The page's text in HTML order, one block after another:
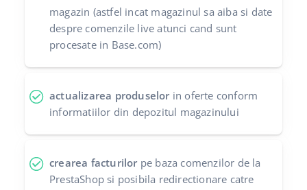
magazin (astfel incat magazinul sa aiba si date
despre comenzile live atunci cand sunt
procesate in Base.com)
actualizarea produselor in oferte conform
informatiilor din depozitul magazinului
crearea facturilor pe baza comenzilor de la
PrestaShop si posibila redirectionare catre